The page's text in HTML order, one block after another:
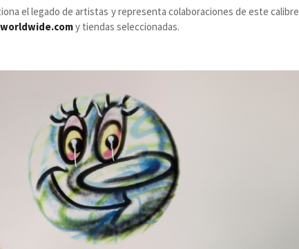
el legado de artistas y representa colaboraciones de este calibre
y tiendas seleccionadas.